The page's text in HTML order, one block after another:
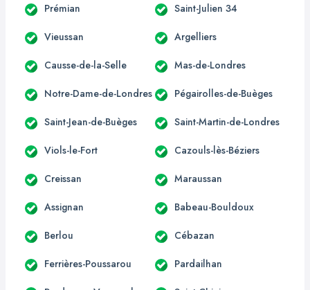
Prémian Saint-Julien 34
Vieussan Argelliers
Causse-de-la-Selle Mas-de-Londres
Notre-Dame-de-Londres Pégairolles-de-Buèges
Saint-Jean-de-Buèges Saint-Martin-de-Londres
Viols-le-Fort Cazouls-lès-Béziers
Creissan Maraussan
Assignan Babeau-Bouldoux
Berlou Cébazan
Ferrières-Poussarou Pardailhan